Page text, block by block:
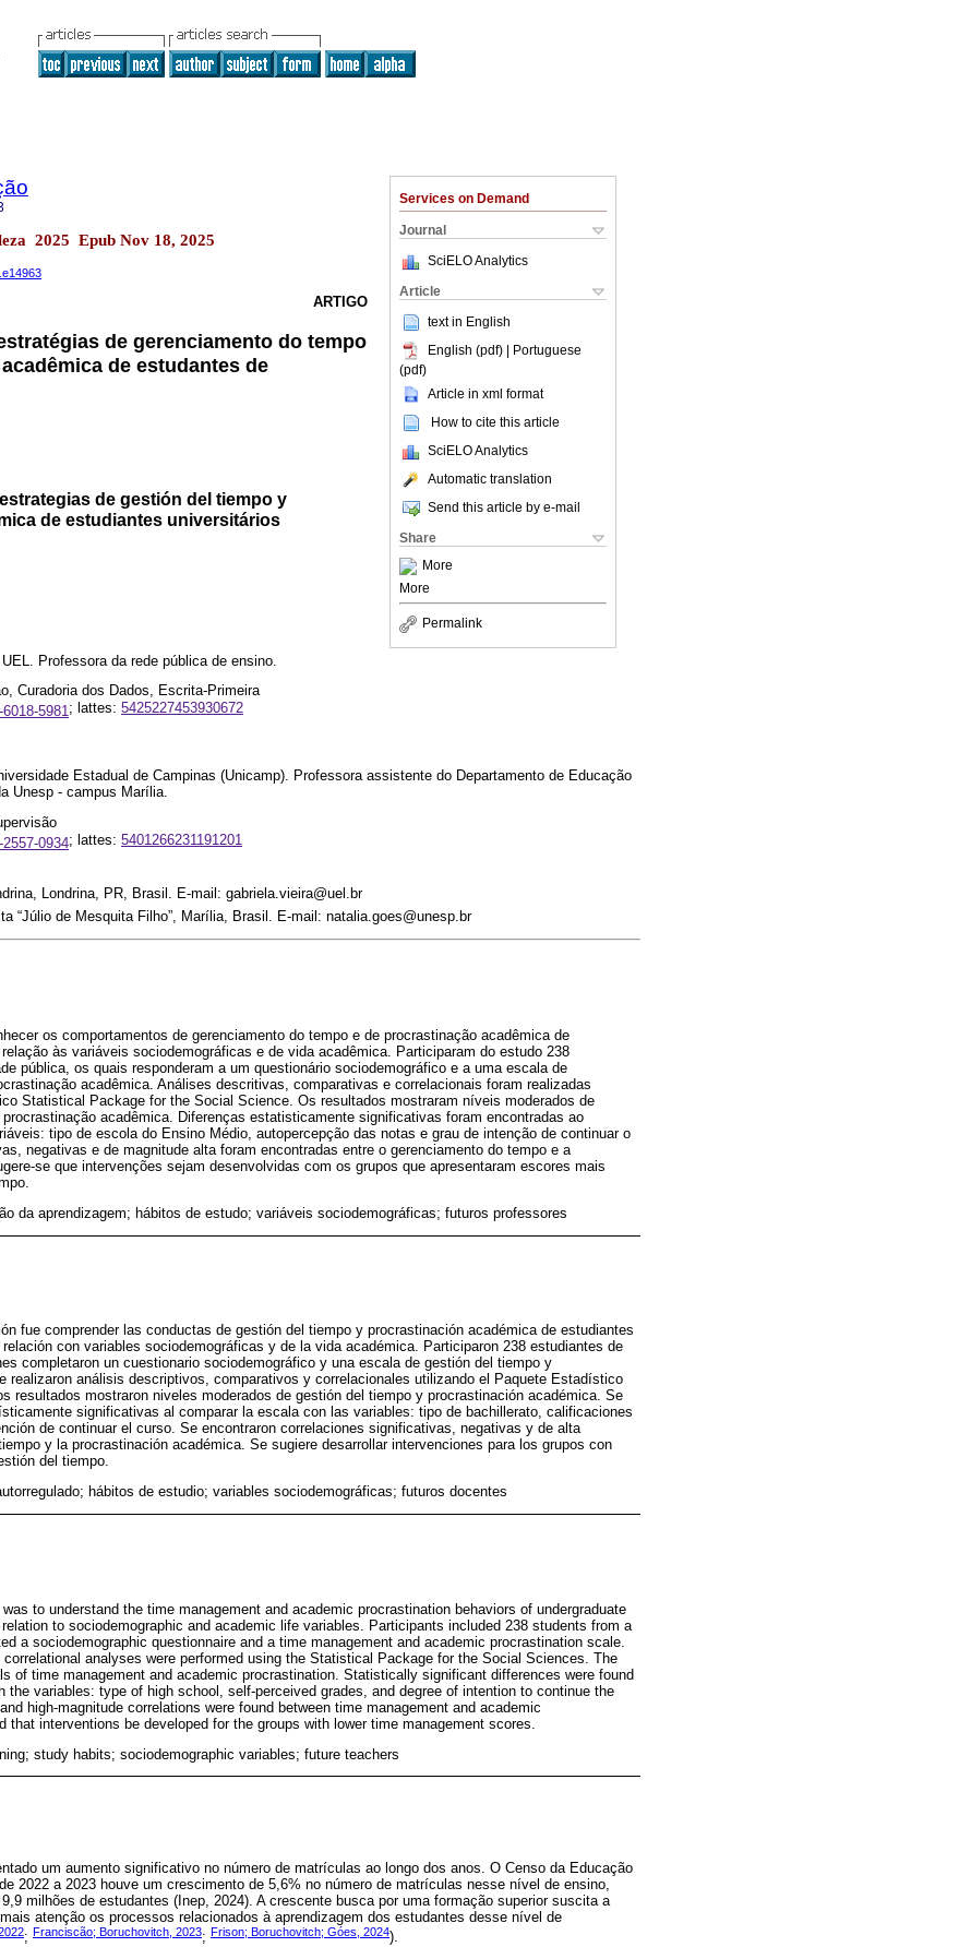
Services on Demand
Journal
SciELO Analytics
Article
text in English
English (pdf) | Portuguese
(pdf)
Article in xml format
How to cite this article
SciELO Analytics
Automatic translation
Send this article by e-mail
Share
More
More
Permalink
2025 Epub Nov 18, 2025
ARTIGO
de gerenciamento do tempo
de estudantes de
de gestión del tiempo y
de estudiantes universitários
Professora da rede pública de ensino.
Curadoria dos Dados, Escrita-Primeira
5981; lattes: 5425227453930672
Estadual de Campinas (Unicamp). Professora assistente do Departamento de Educação
Unesp - campus Marília.
0934; lattes: 5401266231191201
Londrina, PR, Brasil. E-mail: gabriela.vieira@uel.br
“Júlio de Mesquita Filho”, Marília, Brasil. E-mail: natalia.goes@unesp.br
os comportamentos de gerenciamento do tempo e de procrastinação acadêmica de
às variáveis sociodemográficas e de vida acadêmica. Participaram do estudo 238
pública, os quais responderam a um questionário sociodemográfico e a uma escala de
acadêmica. Análises descritivas, comparativas e correlacionais foram realizadas
Statistical Package for the Social Science. Os resultados mostraram níveis moderados de
acadêmica. Diferenças estatisticamente significativas foram encontradas ao
tipo de escola do Ensino Médio, autopercepção das notas e grau de intenção de continuar o
negativas e de magnitude alta foram encontradas entre o gerenciamento do tempo e a
se que intervenções sejam desenvolvidas com os grupos que apresentaram escores mais
da aprendizagem; hábitos de estudo; variáveis sociodemográficas; futuros professores
fue comprender las conductas de gestión del tiempo y procrastinación académica de estudiantes
con variables sociodemográficas y de la vida académica. Participaron 238 estudiantes de
completaron un cuestionario sociodemográfico y una escala de gestión del tiempo y
realizaron análisis descriptivos, comparativos y correlacionales utilizando el Paquete Estadístico
resultados mostraron niveles moderados de gestión del tiempo y procrastinación académica. Se
significativas al comparar la escala con las variables: tipo de bachillerato, calificaciones
de continuar el curso. Se encontraron correlaciones significativas, negativas y de alta
y la procrastinación académica. Se sugiere desarrollar intervenciones para los grupos con
del tiempo.
hábitos de estudio; variables sociodemográficas; futuros docentes
to understand the time management and academic procrastination behaviors of undergraduate
to sociodemographic and academic life variables. Participants included 238 students from a
a sociodemographic questionnaire and a time management and academic procrastination scale.
analyses were performed using the Statistical Package for the Social Sciences. The
of time management and academic procrastination. Statistically significant differences were found
the variables: type of high school, self-perceived grades, and degree of intention to continue the
high-magnitude correlations were found between time management and academic
that interventions be developed for the groups with lower time management scores.
study habits; sociodemographic variables; future teachers
um aumento significativo no número de matrículas ao longo dos anos. O Censo da Educação
2022 a 2023 houve um crescimento de 5,6% no número de matrículas nesse nível de ensino,
milhões de estudantes (Inep, 2024). A crescente busca por uma formação superior suscita a
atenção os processos relacionados à aprendizagem dos estudantes desse nível de
; Franciscão; Boruchovitch, 2023; Frison; Boruchovitch; Góes, 2024).